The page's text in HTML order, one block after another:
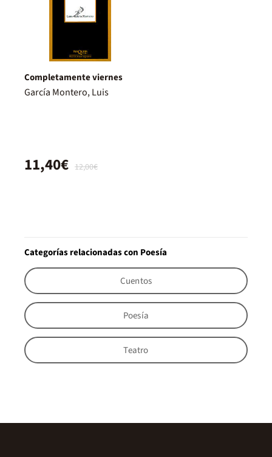
Completamente viernes
García Montero, Luis
12,00€
11,40€
Categorías relacionadas con Poesía
Cuentos
Poesía
Teatro